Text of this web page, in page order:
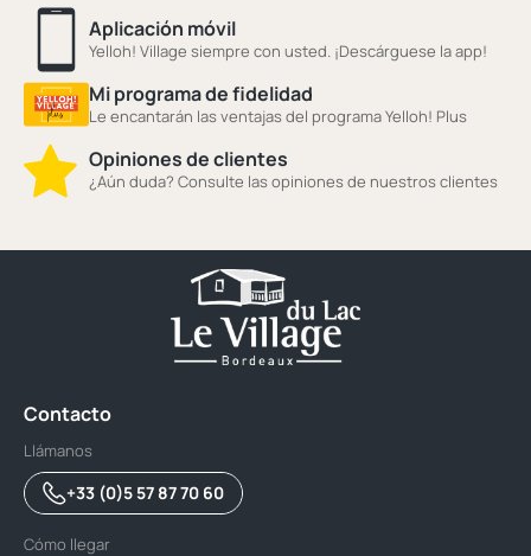
Aplicación móvil
Yelloh! Village siempre con usted. ¡Descárguese la app!
Mi programa de fidelidad
Le encantarán las ventajas del programa Yelloh! Plus
Opiniones de clientes
¿Aún duda? Consulte las opiniones de nuestros clientes
Contacto
Llámanos
+33 (0)5 57 87 70 60
Cómo llegar